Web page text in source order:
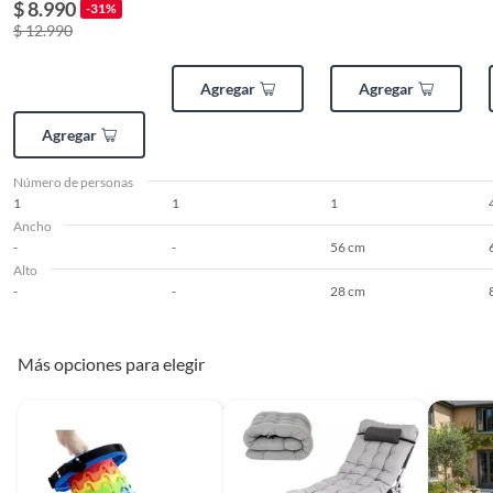
Alto
$ 8.990 -31%
$ 12.990
Agregar
Agregar Agregar
Número de personas
1
1 1
Ancho
-
- 56 cm
Alto
-
- 28 cm
Más opciones para elegir